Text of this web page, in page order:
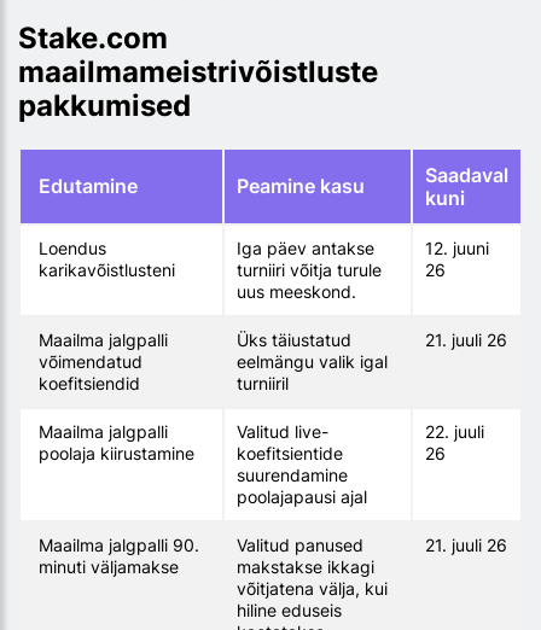
Stake.com
maailmameistrivõistluste
pakkumised
Edutamine Peamine kasu
Saadaval
kuni
Loendus
karikavõistlusteni
Iga päev antakse
turniiri võitja turule
uus meeskond.
12. juuni
26
Maailma jalgpalli
võimendatud
koefitsiendid
Üks täiustatud
eelmängu valik igal
turniiril
21. juuli 26
Maailma jalgpalli
poolaja kiirustamine
Valitud live-
koefitsientide
suurendamine
poolajapausi ajal
22. juuli
26
Maailma jalgpalli 90.
minuti väljamakse
Valitud panused
makstakse ikkagi
võitjatena välja, kui
hiline eduseis
21. juuli 26